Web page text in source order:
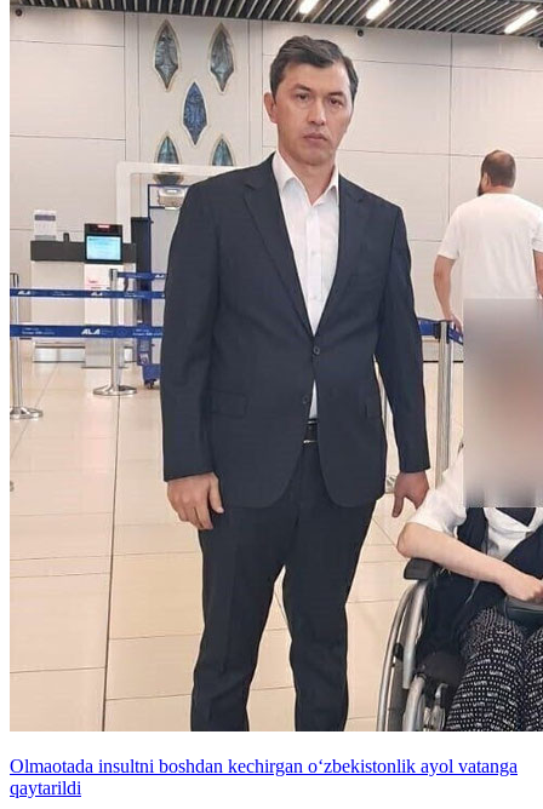
Olmaotada insultni boshdan kechirgan o‘zbekistonlik ayol vatanga
qaytarildi